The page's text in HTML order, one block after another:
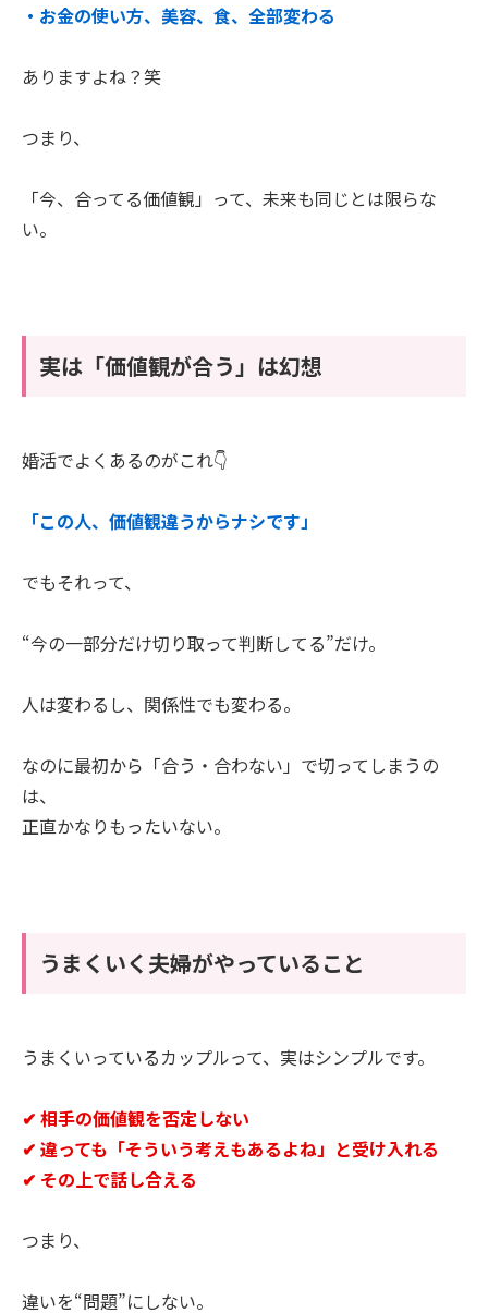
・お金の使い方、美容、食、全部変わる
ありますよね？笑
つまり、
「今、合ってる価値観」って、未来も同じとは限らな
い。
実は「価値観が合う」は幻想
婚活でよくあるのがこれ👇
「この人、価値観違うからナシです」
でもそれって、
“今の一部分だけ切り取って判断してる”だけ。
人は変わるし、関係性でも変わる。
なのに最初から「合う・合わない」で切ってしまうの
は、
正直かなりもったいない。
うまくいく夫婦がやっていること
うまくいっているカップルって、実はシンプルです。
✔ 相手の価値観を否定しない
✔ 違っても「そういう考えもあるよね」と受け入れる
✔ その上で話し合える
つまり、
違いを“問題”にしない。